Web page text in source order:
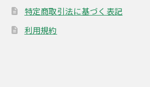
特定商取引法に基づく表記
利用規約